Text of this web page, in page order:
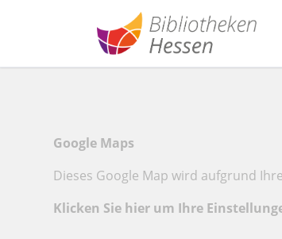
Google Maps
Dieses Google Map wird aufgrund
Klicken Sie hier um Ihre